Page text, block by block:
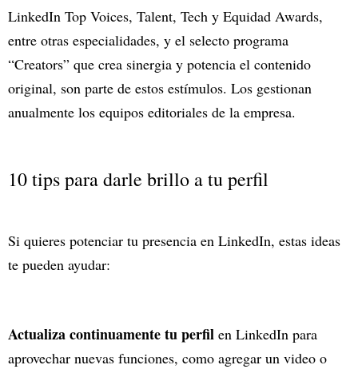
LinkedIn Top Voices, Talent, Tech y Equidad Awards,
entre otras especialidades, y el selecto programa
“Creators” que crea sinergia y potencia el contenido
original, son parte de estos estímulos. Los gestionan
anualmente los equipos editoriales de la empresa.
10 tips para darle brillo a tu perfil
Si quieres potenciar tu presencia en LinkedIn, estas ideas
te pueden ayudar:
Actualiza continuamente tu perfil en LinkedIn para
aprovechar nuevas funciones, como agregar un video o